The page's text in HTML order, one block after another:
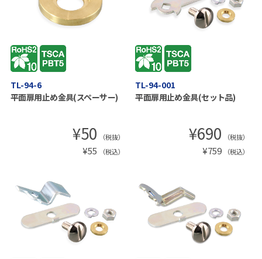
TL-94-6
平面扉用止め金具(スペーサー)
¥50 （税抜）
¥55 （税込）
TL-94-001
平面扉用止め金具(セット品)
¥690 （税抜）
¥759 （税込）